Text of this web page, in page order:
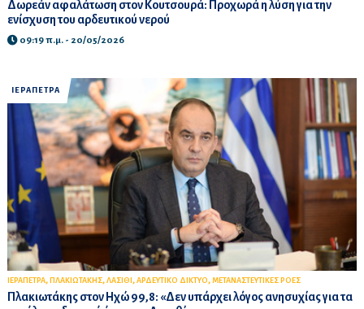
Δωρεάν αφαλάτωση στον Κουτσουρά: Προχωρά η λύση για την
ενίσχυση του αρδευτικού νερού
09:19 π.μ. - 20/05/2026
ΙΕΡΑΠΕΤΡΑ
ΙΕΡΑΠΕΤΡΑ, ΠΛΑΚΙΩΤΑΚΗΣ, ΛΑΣΙΘΙ , ΑΡΔΕΥΤΙΚΟ ΔΙΚΤΥΟ, ΜΕΤΑΝΑΣΤΕΥΤΙΚΕΣ ΡΟΕΣ
Πλακιωτάκης στον Ηχώ 99,8: «Δεν υπάρχει λόγος ανησυχίας για τα